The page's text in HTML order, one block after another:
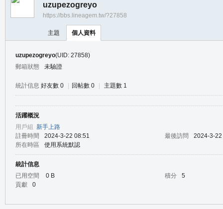
uzupezogreyo
https://bbs.lineagem.tw/?27858
主題 個人資料
uzupezogreyo(UID: 27858)
郵箱狀態
未驗證
統計信息 好友數 0 回帖數 0 主題數 1
活躍概況
用戶組 新手上路
註冊時間
2024-3-22 08:51 最後訪問
2024-3-
所在時區
使用系統默認
統計信息
已用空間
0 B 積分
5
貢獻
0